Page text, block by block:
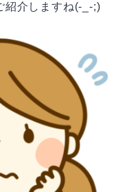
紹介しますね(-_-;)